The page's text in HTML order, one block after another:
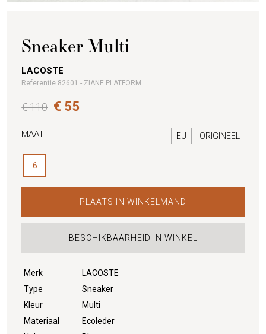
Sneaker Multi
LACOSTE
Referentie 82601 - ZIANE PLATFORM
€ 110 € 55
MAAT ORIGINEEL
EU
6
PLAATS IN WINKELMAND
BESCHIKBAARHEID IN WINKEL
Merk
LACOSTE
Type
Sneaker
Kleur
Multi
Materiaal
Ecoleder